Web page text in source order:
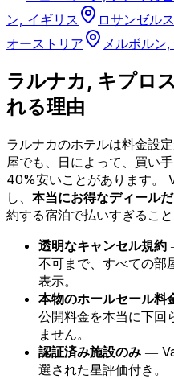
ン, イギリス
ロサンゼル
オーストリア
メルボルン
ラルナカ, キプロ
れる理由
ラルナカのホテルは料金設
屋でも、日によって、買い
40%安いことがあります。
し、 本当にお得なディール
約する宿泊で払いすぎること
透明なキャンセル規約
不可まで、すべての部
表示。
本物のホールセール料
公開料金を本当に下回
ません。
認証済み施設のみ ―
選された星評価付き。